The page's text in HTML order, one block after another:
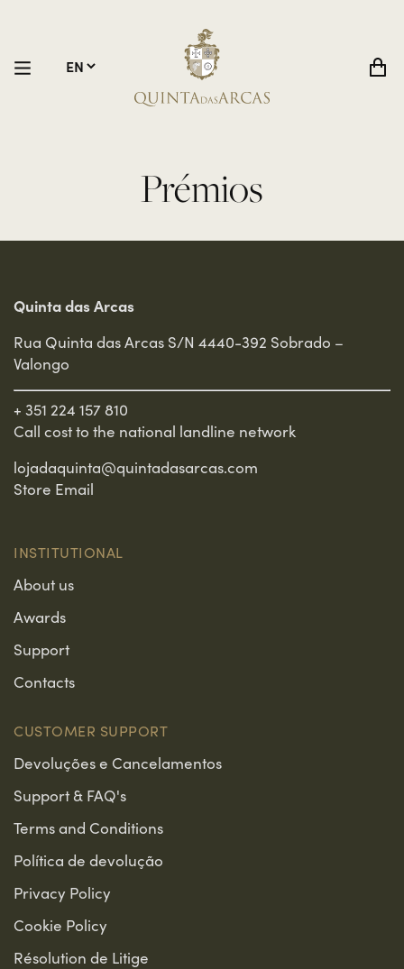
Prémios
Quinta das Arcas
Rua Quinta das Arcas S/N 4440-392 Sobrado –
Valongo
+ 351 224 157 810
Call cost to the national landline network
lojadaquinta@quintadasarcas.com
Store Email
INSTITUTIONAL
About us
Awards
Support
Contacts
CUSTOMER SUPPORT
Devoluções e Cancelamentos
Support & FAQ's
Terms and Conditions
Política de devolução
Privacy Policy
Cookie Policy
Résolution de Litige